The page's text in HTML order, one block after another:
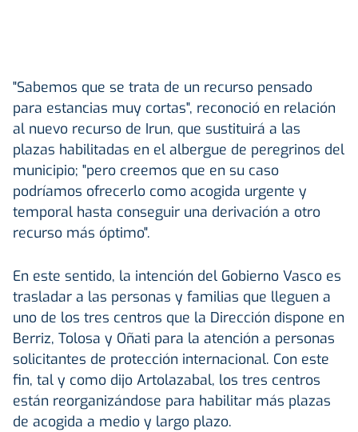
"Sabemos que se trata de un recurso pensado
para estancias muy cortas", reconoció en relación
al nuevo recurso de Irun, que sustituirá a las
plazas habilitadas en el albergue de peregrinos del
municipio; "pero creemos que en su caso
podríamos ofrecerlo como acogida urgente y
temporal hasta conseguir una derivación a otro
recurso más óptimo".
En este sentido, la intención del Gobierno Vasco es
trasladar a las personas y familias que lleguen a
uno de los tres centros que la Dirección dispone en
Berriz, Tolosa y Oñati para la atención a personas
solicitantes de protección internacional. Con este
fin, tal y como dijo Artolazabal, los tres centros
están reorganizándose para habilitar más plazas
de acogida a medio y largo plazo.